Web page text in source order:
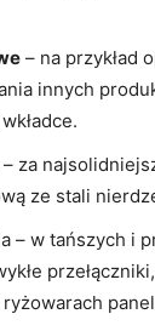
– na przykład
innych
za
ze stali
– w tańszych i